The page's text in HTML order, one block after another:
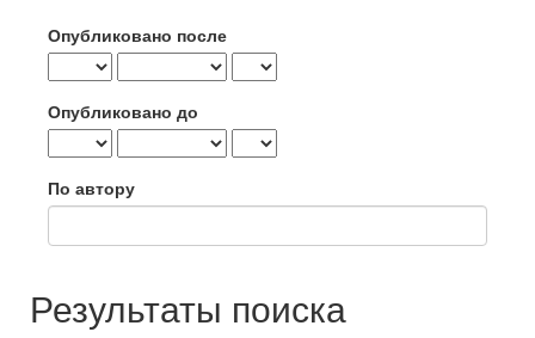
Опубликовано после
Опубликовано до
По автору
Результаты поиска